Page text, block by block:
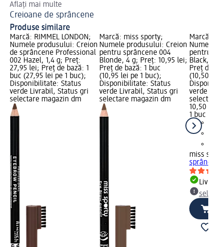
Aflați mai multe
Creioane de sprâncene
Produse similare
Marcă: RIMMEL LONDON;
Numele produsului: Creion
de sprâncene Professional
002 Hazel, 1,4 g; Preț:
27,95 lei; Preț de bază: 1
buc (27,95 lei pe 1 buc);
Disponibilitate: Status
verde Livrabil, Status gri
selectare magazin dm
Marcă: miss sporty;
Numele produsului: Creion
pentru sprâncene 004
Blonde, 4 g; Preț: 10,95 lei;
Preț de bază: 1 buc
(10,95 lei pe 1 buc);
Disponibilitate: Status
verde Livrabil, Status gri
selectare magazin dm
Marcă:
Numele
pentru
Black, 4
Preț de
(10,50
verde
10,50 lei
1 buc
miss